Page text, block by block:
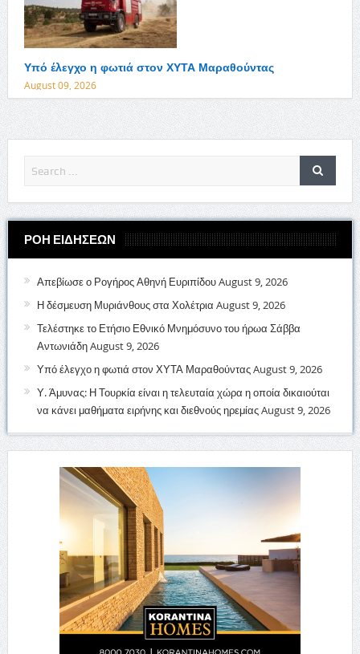
Υπό έλεγχο η φωτιά στον ΧΥΤΑ Μαραθούντας
August 09, 2026
ΡΟΗ ΕΙΔΗΣΕΩΝ
Απεβίωσε ο Ρογήρος Αθηνή ΕυριπίδουAugust 9, 2026
Η δέσμευση Μυριάνθους στα Χολέτρια August 9, 2026
Τελέστηκε το Ετήσιο Εθνικό Μνημόσυνο του ήρωα Σάββα
ΑντωνιάδηAugust 9, 2026
Υπό έλεγχο η φωτιά στον ΧΥΤΑ ΜαραθούνταςAugust 9, 2026
Υ. Άμυνας: Η Τουρκία είναι η τελευταία χώρα η οποία δικαιούται
να κάνει μαθήματα ειρήνης και διεθνούς ηρεμίαςAugust 9, 2026